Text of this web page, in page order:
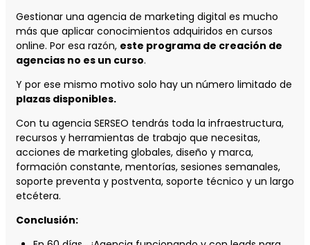
Gestionar una agencia de marketing digital es mucho
más que aplicar conocimientos adquiridos en cursos
online. Por esa razón, este programa de creación de
agencias no es un curso.
Y por ese mismo motivo solo hay un número limitado de
plazas disponibles.
Con tu agencia SERSEO tendrás toda la infraestructura,
recursos y herramientas de trabajo que necesitas,
acciones de marketing globales, diseño y marca,
formación constante, mentorías, sesiones semanales,
soporte preventa y postventa, soporte técnico y un largo
etcétera.
Conclusión: